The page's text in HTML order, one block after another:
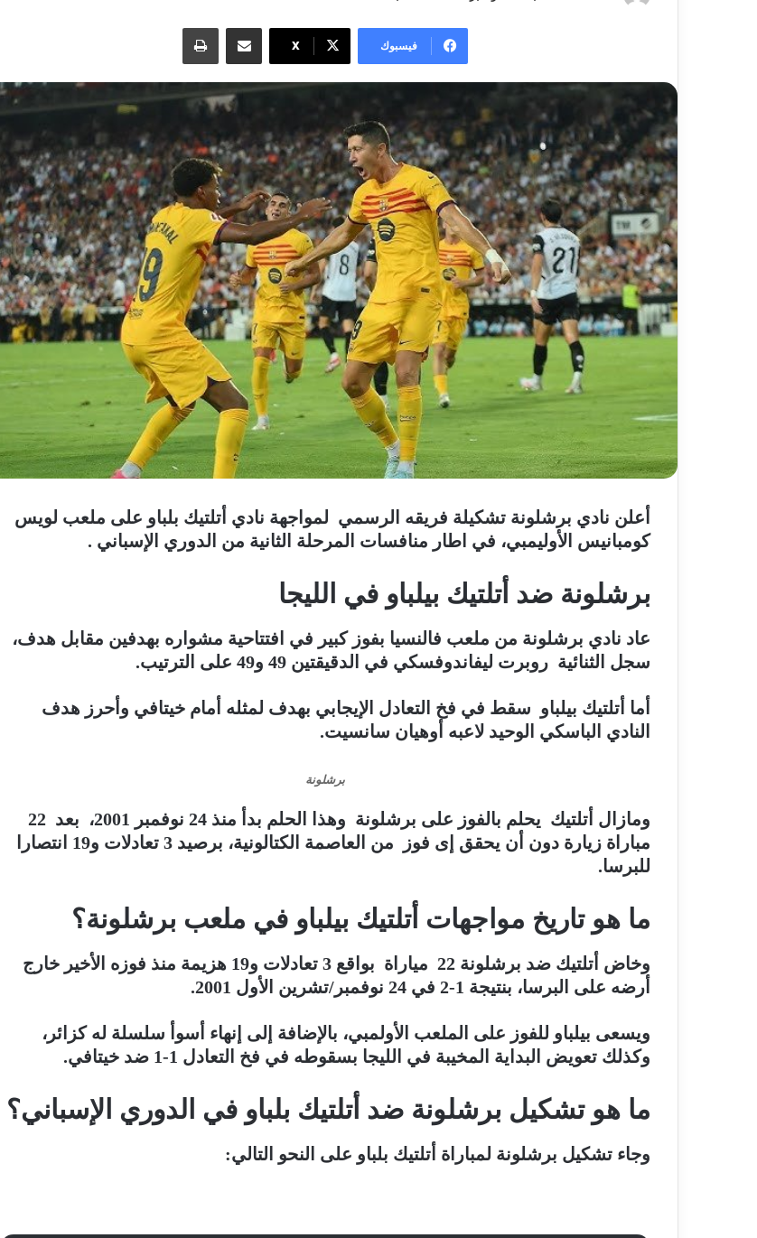
فيسبوك X
مشاركة عبر البريد طباعة
أعلن نادي برشلونة تشكيلة فريقه الرسمي لمواجهة نادي أتلتيك بلباو على ملعب لويس
كومبانيس الأوليمبي، في اطار منافسات المرحلة الثانية من الدوري الإسباني .
برشلونة ضد أتلتيك بيلباو في الليجا
عاد نادي برشلونة من ملعب فالنسيا بفوز كبير في افتتاحية مشواره بهدفين مقابل هدف،
سجل الثنائية روبرت ليفاندوفسكي في الدقيقتين 49 و49 على الترتيب.
أما أتلتيك بيلباو سقط في فخ التعادل الإيجابي بهدف لمثله أمام خيتافي وأحرز هدف
النادي الباسكي الوحيد لاعبه أوهيان سانسيت.
برشلونة
مباراة زيارة دون أن يحقق إى فوز من العاصمة الكتالونية، برصيد 3 تعادلات و19 انتصارا
للبرسا.
ما هو تاريخ مواجهات أتلتيك بيلباو في ملعب برشلونة؟
وخاض أتلتيك ضد برشلونة 22 مياراة بواقع 3 تعادلات و19 هزيمة منذ فوزه الأخير خارج
أرضه على البرسا، بنتيجة 1-2 في 24 نوفمبر/تشرين الأول 2001.
ويسعى بيلباو للفوز على الملعب الأولمبي، بالإضافة إلى إنهاء أسوأ سلسلة له كزائر،
وكذلك تعويض البداية المخيبة في الليجا بسقوطه في فخ التعادل 1-1 ضد خيتافي.
ما هو تشكيل برشلونة ضد أتلتيك بلباو في الدوري الإسباني؟
وجاء تشكيل برشلونة لمباراة أتلتيك بلباو على النحو التالي: